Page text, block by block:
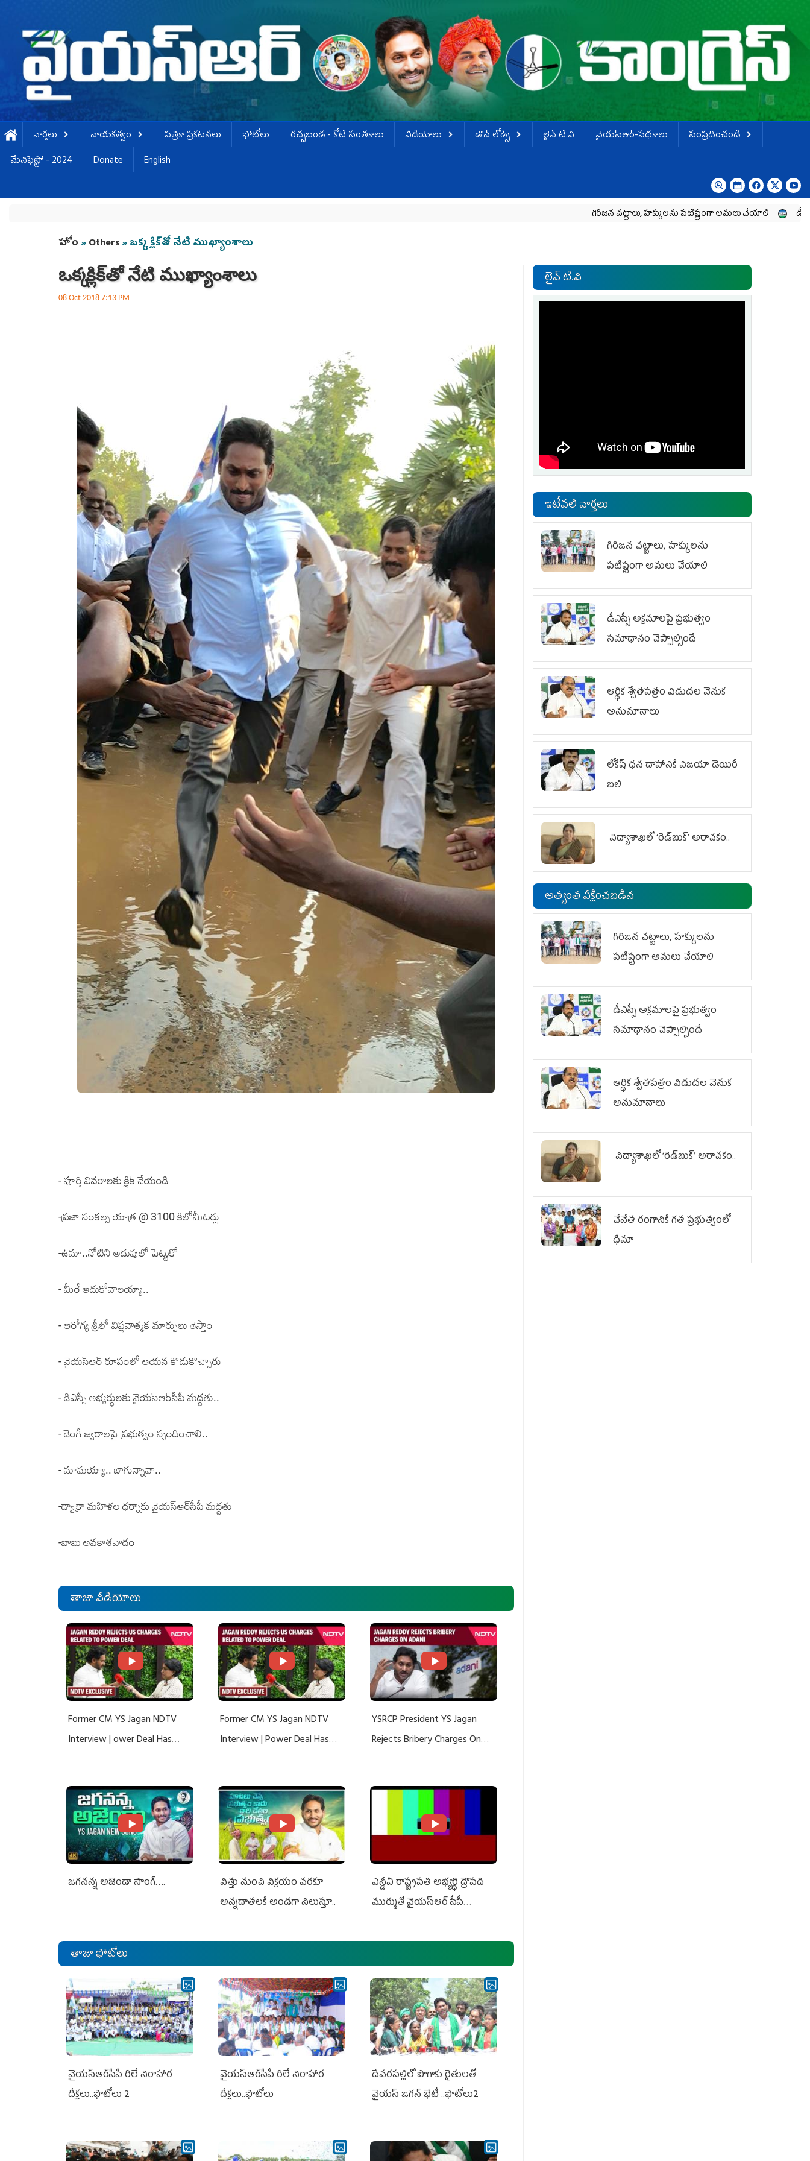
వార్తలు నాయకత్వం పత్రికా ప్రకటనలు ఫోటోలు ర‌చ్చ‌బండ‌ - కోటి సంత‌కాలు వీడియోలు డౌన్ లోడ్స్ లైవ్ టి.వి వైయస్ఆర్-పథకాలు
సంప్రదించండి
మేనిఫెస్టో - 2024
Donate English
గిరిజన చట్టాలు, హక్కులను పటిష్టంగా అమలు చేయాలి డీఎస్సీ అక్రమాలపై
You are here
హోం »Others» ఒక్క క్లిక్‌తో నేటి ముఖ్యాంశాలు
ఒక్క క్లిక్‌తో నేటి ముఖ్యాంశాలు
08 Oct 2018 7:13 PM
- పూర్తి వివ‌రాల‌కు క్లిక్ చేయండి
-ప్రజా సంకల్ప యాత్ర @ 3100 కిలోమీటర్లు
-ఉమా..నోటిని అదుపులో పెట్టుకో
-మీరే ఆదుకోవాలయ్యా..
-ఆరోగ్య శ్రీలో విప్లవాత్మక మార్పులు తెస్తాం
-వైయస్‌ఆర్‌ రూపంలో ఆయన కొడుకొచ్చారు
-డిఎస్సీ అభ్యర్థులకు వైయస్‌ఆర్‌సీపీ మద్దతు..
-డెంగీ జ్వరాలపై ప్రభుత్వం స్పందించాలి..
-మామయ్యా.. బాగున్నావా..
-డ్వాక్రా మహిళల ధ‌ర్నాకు వైయ‌స్ఆర్‌సీపీ మ‌ద్ద‌తు
-బాబు అవకాశవాదం
తాజా వీడియోలు
Former CM YS Jagan NDTV
Interview | ower Deal Has
Former CM YS Jagan NDTV
Interview | Power Deal Has
YSRCP President YS Jagan
Rejects Bribery Charges On
జగనన్న అజెండా సాంగ్….
విత్తు నుంచి విక్రయం వరకూ
అన్నదాతలకి అండగా నిలుస్తూ..
ఎన్డీఏ రాష్ట్ర‌ప‌తి అభ్య‌ర్థి ద్రౌప‌ది
ముర్ముతో వైయ‌స్ఆర్ సీపీ
ఎమ్మెల్యేలు, ఎంపీల స‌మావేశం
తాజా ఫోటోలు
వైయ‌స్ఆర్‌సీపీ రిలే నిరాహార
దీక్షలు..ఫొటోలు 2
వైయ‌స్ఆర్‌సీపీ రిలే నిరాహార
దీక్షలు..ఫొటోలు
దేవరపల్లిలో పొగాకు రైతులతో
వైయస్ జగన్ భేటీ ..ఫొటోలు2
లైవ్ టి.వి
ఇటీవలి వార్తలు
గిరిజన చట్టాలు, హక్కులను
పటిష్టంగా అమలు చేయాలి
డీఎస్సీ అక్రమాలపై ప్రభుత్వం
సమాధానం చెప్పాల్సిందే
ఆర్థిక శ్వేతపత్రం విడుదల వెనుక
అనుమానాలు
లోకేష్ ధ‌న దాహానికి విజ‌యా డెయిరీ
బ‌లి
విద్యాశాఖలో ‘రెడ్‌బుక్’ అరాచకం..
అత్యంత వీక్షించబడిన
గిరిజన చట్టాలు, హక్కులను
పటిష్టంగా అమలు చేయాలి
డీఎస్సీ అక్రమాలపై ప్రభుత్వం
సమాధానం చెప్పాల్సిందే
ఆర్థిక శ్వేతపత్రం విడుదల వెనుక
అనుమానాలు
విద్యాశాఖలో ‘రెడ్‌బుక్’ అరాచకం..
చేనేత రంగానికి గత ప్రభుత్వంలో
ధీమా